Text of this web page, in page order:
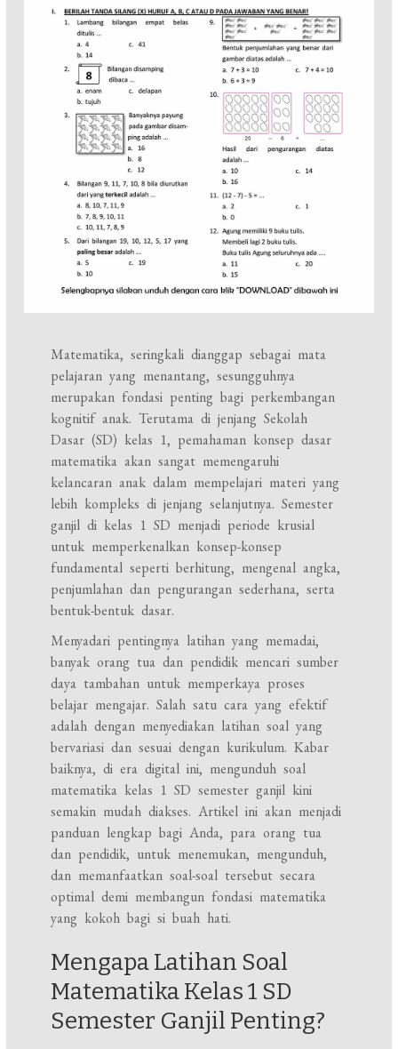
Matematika, seringkali dianggap sebagai mata
pelajaran yang menantang, sesungguhnya
merupakan fondasi penting bagi perkembangan
kognitif anak. Terutama di jenjang Sekolah
Dasar (SD) kelas 1, pemahaman konsep dasar
matematika akan sangat memengaruhi
kelancaran anak dalam mempelajari materi yang
lebih kompleks di jenjang selanjutnya. Semester
ganjil di kelas 1 SD menjadi periode krusial
untuk memperkenalkan konsep-konsep
fundamental seperti berhitung, mengenal angka,
penjumlahan dan pengurangan sederhana, serta
bentuk-bentuk dasar.
Menyadari pentingnya latihan yang memadai,
banyak orang tua dan pendidik mencari sumber
daya tambahan untuk memperkaya proses
belajar mengajar. Salah satu cara yang efektif
adalah dengan menyediakan latihan soal yang
bervariasi dan sesuai dengan kurikulum. Kabar
baiknya, di era digital ini, mengunduh soal
matematika kelas 1 SD semester ganjil kini
semakin mudah diakses. Artikel ini akan menjadi
panduan lengkap bagi Anda, para orang tua
dan pendidik, untuk menemukan, mengunduh,
dan memanfaatkan soal-soal tersebut secara
optimal demi membangun fondasi matematika
yang kokoh bagi si buah hati.
Mengapa Latihan Soal
Matematika Kelas 1 SD
Semester Ganjil Penting?